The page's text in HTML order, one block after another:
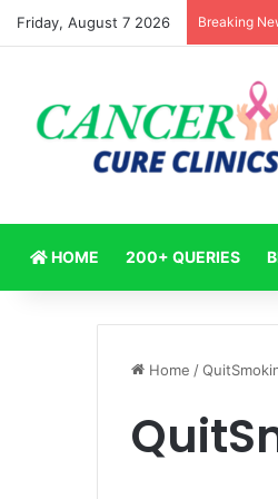
Friday, August 7 2026 Breaking
HOME 200+ QUERIES
Home /